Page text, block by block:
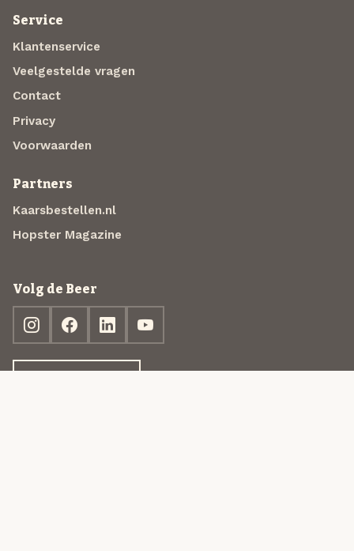
Service
Klantenservice
Veelgestelde vragen
Contact
Privacy
Voorwaarden
Partners
Kaarsbestellen.nl
Hopster Magazine
Volg de Beer